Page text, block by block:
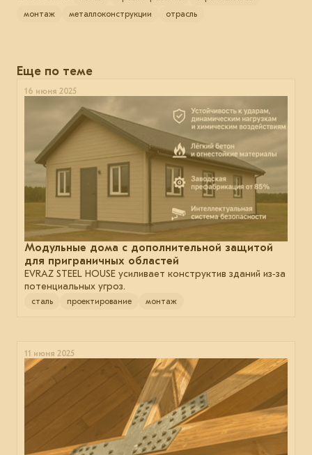
монтаж
металлоконструкции отрасль
Еще по теме
16 июня 2025
Модульные дома с дополнительной защитой
для приграничных областей
EVRAZ STEEL HOUSE усиливает конструктив зданий из‑за
потенциальных угроз.
сталь проектирование монтаж
11 июня 2025